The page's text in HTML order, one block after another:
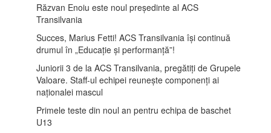
Răzvan Enoiu este noul președinte al ACS
Transilvania
Succes, Marius Fetti! ACS Transilvania își continuă
drumul în „Educație și performanță”!
Juniorii 3 de la ACS Transilvania, pregătiți de Grupele
Valoare. Staff-ul echipei reunește componenți ai
naționalei mascul
Primele teste din noul an pentru echipa de baschet
U13